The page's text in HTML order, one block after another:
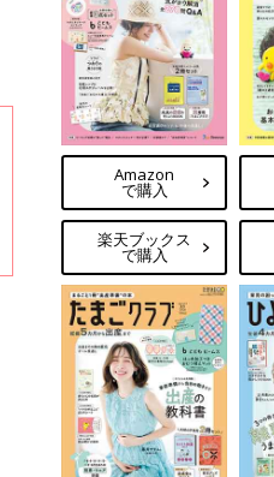
Amazon
で購入
楽天ブックス
で購入